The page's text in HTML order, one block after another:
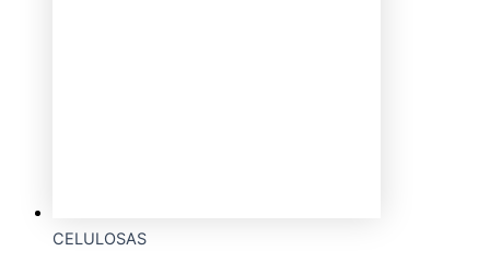
CELULOSAS